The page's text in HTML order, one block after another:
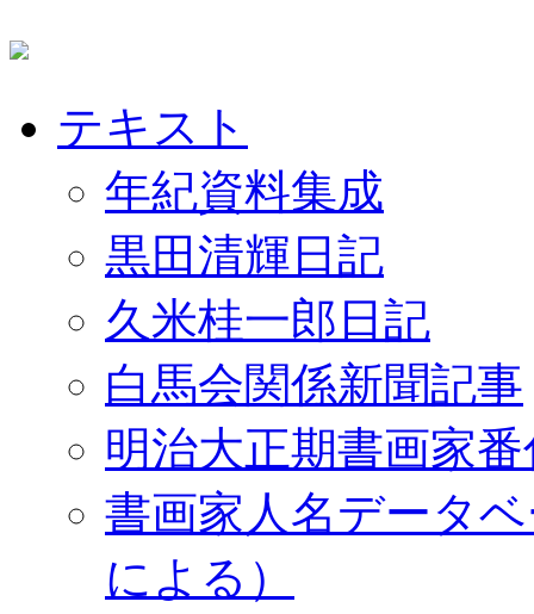
テキスト
年紀資料集成
黒田清輝日記
久米桂一郎日記
白馬会関係新聞記事
明治大正期書画家
書画家人名データ
による）